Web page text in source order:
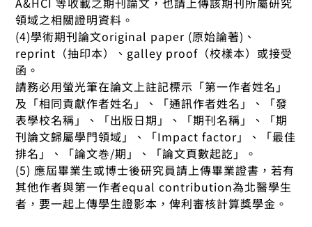
領域之相關證明資料。
(4)學術期刊論文original paper (原始論著)、
reprint（抽印本）、galley proof（校樣本）或接受
函。
請務必用螢光筆在論文上註記標示「第一作者姓名」
及「相同貢獻作者姓名」、「通訊作者姓名」、「發
表學校名稱」、「出版日期」、「期刊名稱」、「期
刊論文歸屬學門領域」、「Impact factor」、「最佳
排名」、「論文巻/期」、「論文頁數起訖」。
(5) 應屆畢業生或博士後研究員請上傳畢業證書，若有
其他作者與第一作者equal contribution為北醫學生
者，要一起上傳學生證影本，俾利審核計算獎學金。